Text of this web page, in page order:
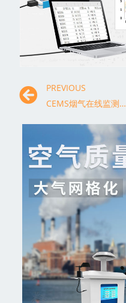
PREVIOUS
CEMS烟气在线监测系统